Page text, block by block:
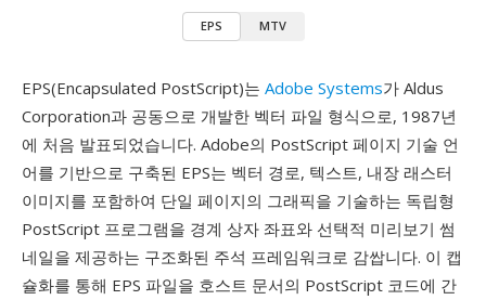
EPS MTV
EPS(Encapsulated PostScript)는 Adobe Systems가 Aldus
Corporation과 공동으로 개발한 벡터 파일 형식으로, 1987년
에 처음 발표되었습니다. Adobe의 PostScript 페이지 기술 언
어를 기반으로 구축된 EPS는 벡터 경로, 텍스트, 내장 래스터
이미지를 포함하여 단일 페이지의 그래픽을 기술하는 독립형
PostScript 프로그램을 경계 상자 좌표와 선택적 미리보기 썸
네일을 제공하는 구조화된 주석 프레임워크로 감쌉니다. 이 캡
슐화를 통해 EPS 파일을 호스트 문서의 PostScript 코드에 간